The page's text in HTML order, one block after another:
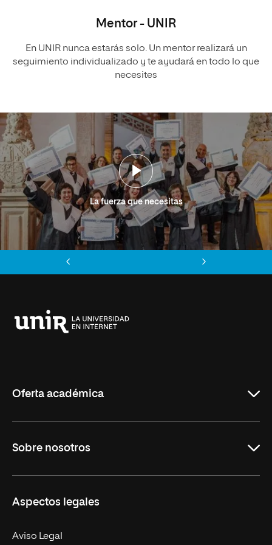
Mentor - UNIR
En UNIR nunca estarás solo. Un mentor realizará un
seguimiento individualizado y te ayudará en todo lo que
necesites
La fuerza que necesitas
Oferta académica
Másteres Oficiales
Másteres Propios
Doctorados
Experto Universitario
Sobre nosotros
Facultades
Nuestro Equipo
Aspectos legales
Aviso Legal